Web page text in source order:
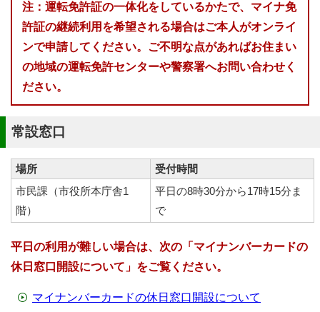
注：運転免許証の一体化をしているかたで、マイナ免
許証の継続利用を希望される場合はご本人がオンライ
ンで申請してください。ご不明な点があればお住まい
の地域の運転免許センターや警察署へお問い合わせく
ださい。
常設窓口
場所
受付時間
市民課（市役所本庁舎1
階）
平日の8時30分から17時15分ま
で
平日の利用が難しい場合は、次の「マイナンバーカードの
休日窓口開設について」をご覧ください。
マイナンバーカードの休日窓口開設について